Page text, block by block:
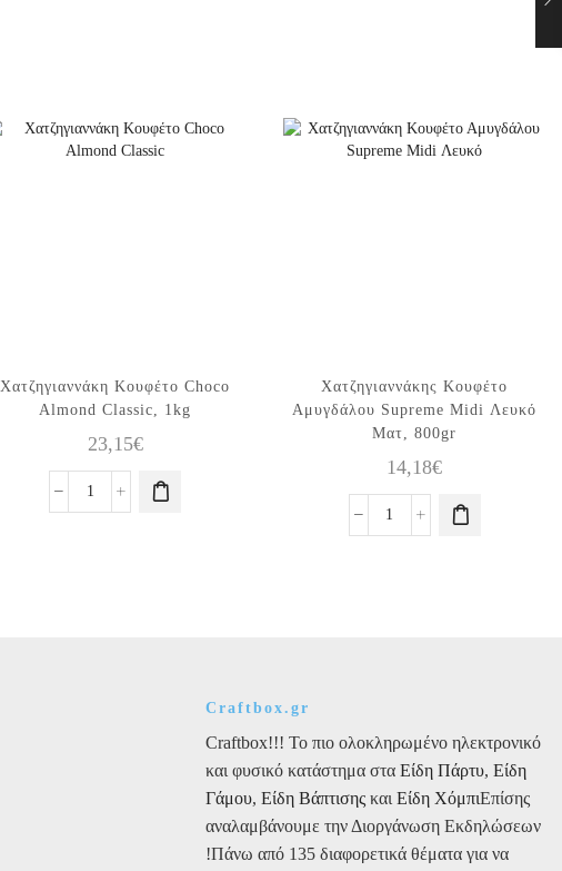
Χατζηγιαννάκη Κουφέτο Choco
Almond Classic, 1kg
23,15€
Χατζηγιαννάκη
Χατζηγιαννάκης Κουφέτο
Αμυγδάλου Supreme Midi Λευκό
Ματ, 800gr
14,18€
Χατζηγιαννάκης
Craftbox.gr
Craftbox!!! Το πιο ολοκληρωμένο ηλεκτρονικό
και φυσικό κατάστημα στα Είδη Πάρτυ, Είδη
Γάμου, Είδη Βάπτισης και Είδη ΧόμπιΕπίσης
αναλαμβάνουμε την Διοργάνωση Εκδηλώσεων
!Πάνω από 135 διαφορετικά θέματα για να